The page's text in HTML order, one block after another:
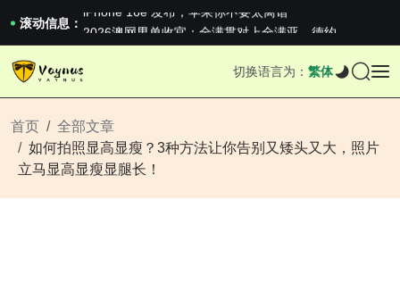
滚动信息：
2026澳网男单收官：全满贯对上全满亚，德约...
《巅峰守卫 Highguard》正式上线，官...
iPhone 16e 发布，苹果你不要太离谱
iPhone 16e 发布，苹果你不要太离谱
切换语言为： 繁体
首页
全部文章
如何拍照显高显瘦？3种方法让你告别又矮头又大，照片
立马显高显瘦显腿长！